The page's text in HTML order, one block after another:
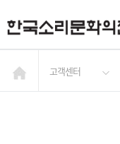
고객센터